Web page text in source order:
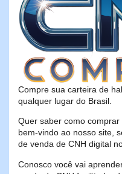
Compre sua carteira de
qualquer lugar do Brasil.
Quer saber como
bem-vindo ao nosso site,
de venda de CNH digital
Conosco você vai